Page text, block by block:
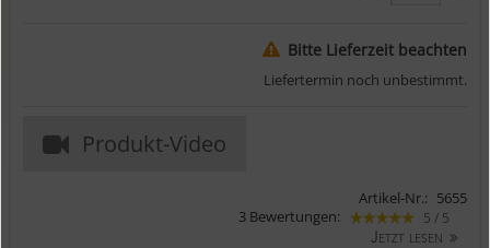
Bitte Lieferzeit beachten
Liefertermin noch unbestimmt.
Produkt-Video
Artikel-Nr.: 5655
3 Bewertungen:
5 / 5
Jetzt lesen